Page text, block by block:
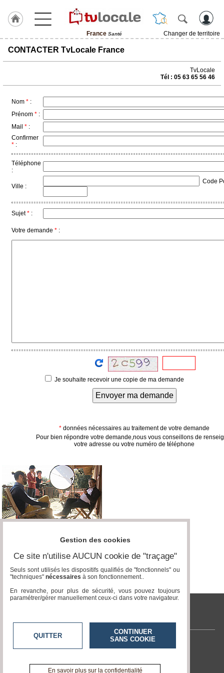
France Santé
Changer de territoire
J'adhère
Hulcoq
Accueil
Agenda
Médias
groupe
CONTACTER TvLocale France
TvLocale
Tél : 05 63 65 56 46
Nom * :
Prénom * :
Mail * :
Confirmer
* :
Téléphone
:
Ville :
Code
Sujet* :
Votre demande * :
Je souhaite recevoir une copie de ma demande
Envoyer ma demande
* données nécessaires au traitement de votre demande
Pour bien répondre votre demande,nous vous conseillons de
votre adresse ou votre numéro de téléphone
tvlocale.fr
Contactez-nous
A propos de tvlocale.fr
Gestion des cookies
Ce site n'utilise AUCUN cookie de "traçage"
Seuls sont utilisés les dispositifs qualifiés de "fonctionnels" ou
"techniques" nécessaires à son fonctionnement..
En revanche, pour plus de sécurité, vous pouvez toujours
paramétrer/gérer manuellement ceux-ci dans votre navigateur.
QUITTER
CONTINUER
SANS COOKIE
En savoir plus sur la confidentialité